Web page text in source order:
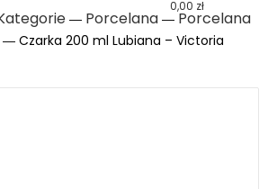
0,00 zł
― Porcelana ― Porcelana
― Czarka 200 ml Lubiana – Victoria